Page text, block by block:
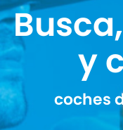
y
coches